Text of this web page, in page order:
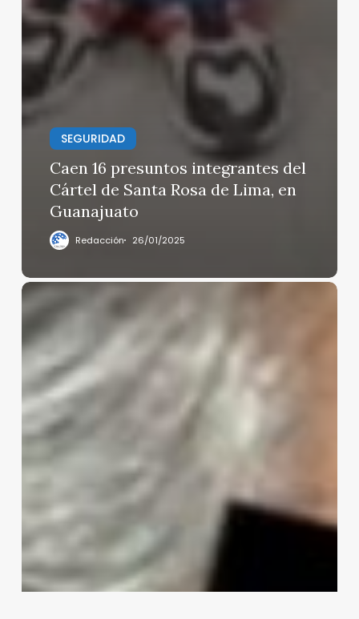
SEGURIDAD
Caen 16 presuntos integrantes del
Cártel de Santa Rosa de Lima, en
Guanajuato
Redacción 26/01/2025
Cae
Hernán
Bermúdez
Requena
Paraguay